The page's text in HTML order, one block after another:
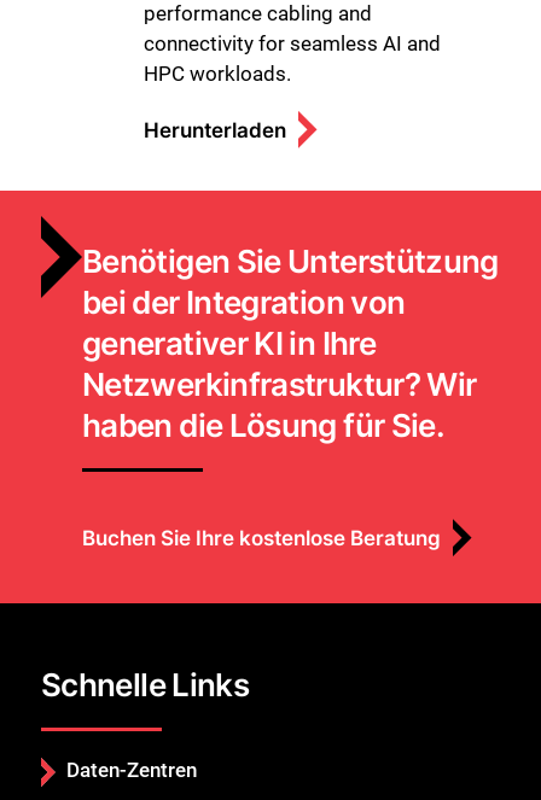
performance cabling and
connectivity for seamless AI and
HPC workloads.
Herunterladen
Benötigen Sie Unterstützung
bei der Integration von
generativer KI in Ihre
Netzwerkinfrastruktur? Wir
haben die Lösung für Sie.
Buchen Sie Ihre kostenlose Beratung
Schnelle Links
Daten-Zentren